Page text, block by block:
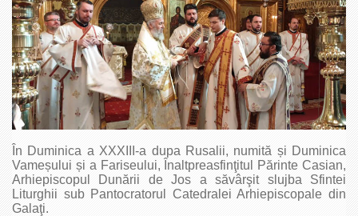
În Duminica a XXXIII-a dupa Rusalii, numită și Duminica
Vameșului și a Fariseului, Înaltpreasfinţitul Părinte Casian,
Arhiepiscopul Dunării de Jos a săvârşit slujba Sfintei
Liturghii sub Pantocratorul Catedralei Arhiepiscopale din
Galaţi.